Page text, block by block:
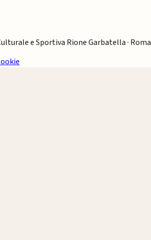
e Sportiva Rione Garbatella · Roma